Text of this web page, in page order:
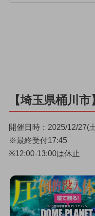
【埼玉県桶川
開催日時：2025/12/27(
※最終受付17:45
※12:00-13:00は休止